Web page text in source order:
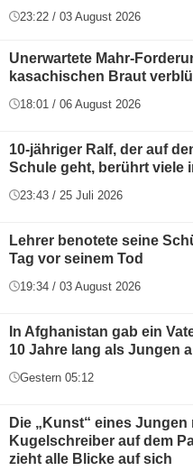
23:22 / 03 August 2026
Unerwartete Mahr-
kasachischen Braut
18:01 / 06 August 2026
10-jähriger Ralf, der auf
Schule geht, berührt viele
23:43 / 25 Juli 2026
Lehrer benotete seine
Tag vor seinem Tod
19:34 / 03 August 2026
In Afghanistan gab ein
10 Jahre lang als Jungen
Gestern 05:12
Die „Kunst“ eines Jungen
Kugelschreiber auf dem
zieht alle Blicke auf sich